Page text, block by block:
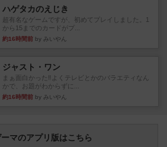
ハゲタカのえじき
超有名なゲームですが、初めてプレイしました。1
から15までのカードがプ...
約16時間前 by みいやん
ジャスト・ワン
まぁ面白かった‼️よくテレビとかのバラエティなん
かで、お題がわからずに...
約16時間前 by みいやん
マのアプリ版はこちら